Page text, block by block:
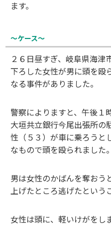
ます。
～ケース～
２６日昼すぎ、岐阜県海津
下ろした女性が男に頭を殴
なる事件がありました。
警察によりますと、午後１
大垣共立銀行今尾出張所の
性（５３）が車に乗ろうと
なもので頭を殴られました。
男は女性のかばんを奪おう
上げたところ逃げたという
女性は頭に、軽いけがをし